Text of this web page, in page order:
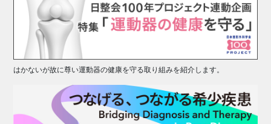
はかないが故に尊い運動器の健康を守る取り組みを紹介します。